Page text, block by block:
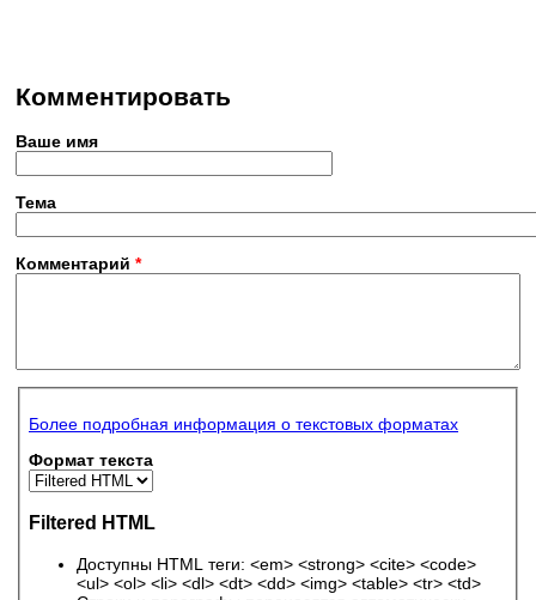
Комментировать
Ваше имя
Тема
Комментарий *
Более подробная информация о текстовых форматах
Формат текста
Filtered HTML
Доступны HTML теги: <em> <strong> <cite> <code>
<ul> <ol> <li> <dl> <dt> <dd> <img> <table> <tr> <td>